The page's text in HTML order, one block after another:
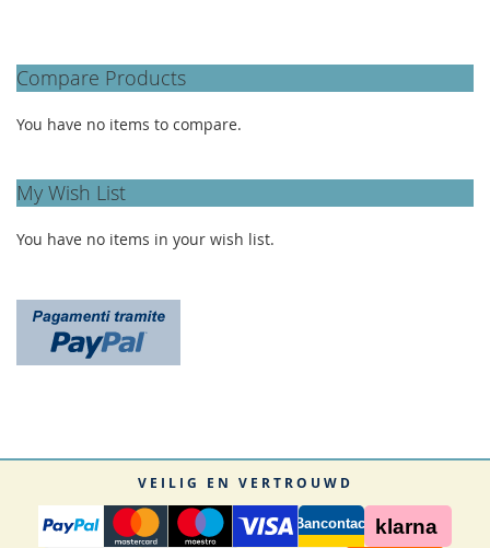
LIST
Compare Products
You have no items to compare.
My Wish List
You have no items in your wish list.
VEILIG EN VERTROUWD
Bancontact klarna